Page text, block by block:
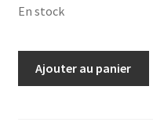
En stock
Ajouter au panier